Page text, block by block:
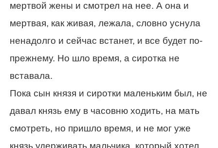
мертвой жены и смотрел на нее. А она и
мертвая, как живая, лежала, словно уснула
ненадолго и сейчас встанет, и все будет по-
прежнему. Но шло время, а сиротка не
вставала.
Пока сын князя и сиротки маленьким был, не
давал князь ему в часовню ходить, на мать
смотреть, но пришло время, и не мог уже
князь удерживать мальчика, который хотел